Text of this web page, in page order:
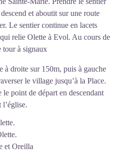
et aboutit sur une route
Le sentier continue en lacets
relie Olette à Evol. Au cours de
tour à signaux
à droite sur 150m, puis à gauche
le village jusqu’à la Place.
point de départ en descendant
et Oreilla